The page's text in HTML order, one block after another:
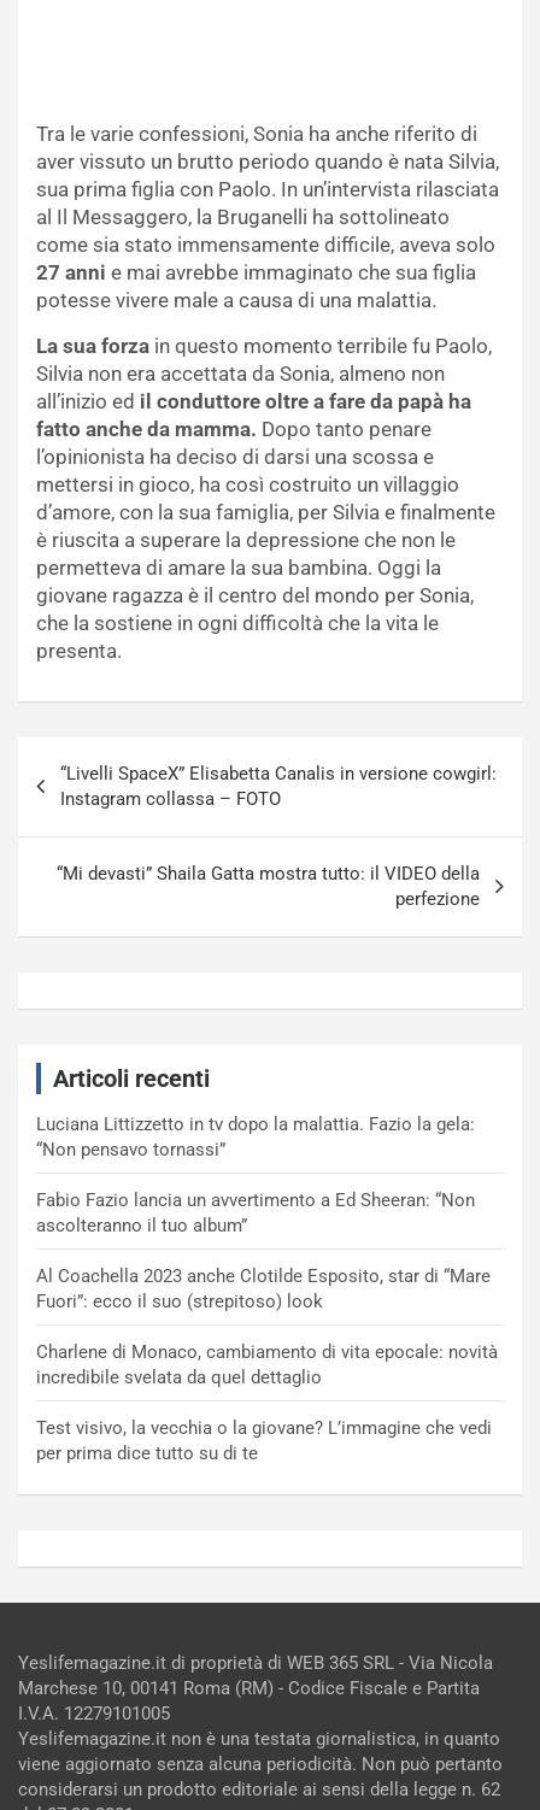
Tra le varie confessioni, Sonia ha anche riferito di
aver vissuto un brutto periodo quando è nata Silvia,
sua prima figlia con Paolo. In un’intervista rilasciata
al Il Messaggero, la Bruganelli ha sottolineato
come sia stato immensamente difficile, aveva solo
27 anni e mai avrebbe immaginato che sua figlia
potesse vivere male a causa di una malattia.
La sua forza in questo momento terribile fu Paolo,
Silvia non era accettata da Sonia, almeno non
all’inizio ed il conduttore oltre a fare da papà ha
fatto anche da mamma. Dopo tanto penare
l’opinionista ha deciso di darsi una scossa e
mettersi in gioco, ha così costruito un villaggio
d’amore, con la sua famiglia, per Silvia e finalmente
è riuscita a superare la depressione che non le
permetteva di amare la sua bambina. Oggi la
giovane ragazza è il centro del mondo per Sonia,
che la sostiene in ogni difficoltà che la vita le
presenta.
articoli
“Livelli SpaceX” Elisabetta Canalis in versione cowgirl:
Instagram collassa – FOTO
“Mi devasti” Shaila Gatta mostra tutto: il VIDEO della
perfezione
Articoli recenti
Luciana Littizzetto in tv dopo la malattia. Fazio la gela:
“Non pensavo tornassi”
Fabio Fazio lancia un avvertimento a Ed Sheeran: “Non
ascolteranno il tuo album”
Al Coachella 2023 anche Clotilde Esposito, star di “Mare
Fuori”: ecco il suo (strepitoso) look
Charlene di Monaco, cambiamento di vita epocale: novità
incredibile svelata da quel dettaglio
Test visivo, la vecchia o la giovane? L’immagine che vedi
per prima dice tutto su di te
Yeslifemagazine.it di proprietà di WEB 365 SRL - Via Nicola
Marchese 10, 00141 Roma (RM) - Codice Fiscale e Partita
I.V.A. 12279101005
Yeslifemagazine.it non è una testata giornalistica, in quanto
viene aggiornato senza alcuna periodicità. Non può pertanto
considerarsi un prodotto editoriale ai sensi della legge n. 62